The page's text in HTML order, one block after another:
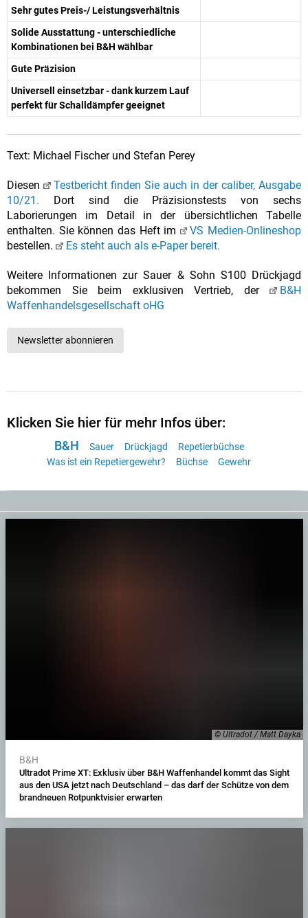
Sehr gutes Preis-/ Leistungsverhältnis
Solide Ausstattung - unterschiedliche
Kombinationen bei B&H wählbar
Gute Präzision
Universell einsetzbar - dank kurzem Lauf
perfekt für Schalldämpfer geeignet
Text: Michael Fischer und Stefan Perey
Diesen
Testbericht finden Sie auch in der caliber, Ausgabe
10/21. Dort sind die Präzisionstests von sechs
Laborierungen im Detail in der übersichtlichen Tabelle
enthalten. Sie können das Heft im
VS Medien-Onlineshop
bestellen.
Es steht auch als e-Paper bereit.
Weitere Informationen zur Sauer & Sohn S100 Drückjagd
bekommen Sie beim exklusiven Vertrieb, der
B&H
Waffenhandelsgesellschaft oHG
Newsletter abonnieren
Klicken Sie hier für mehr Infos über:
B&H Sauer Drückjagd
Repetierbüchse
Was ist ein Repetiergewehr?
Büchse Gewehr
© Ultradot / Matt Dayka
B&H
Ultradot Prime XT: Exklusiv über B&H Waffenhandel kommt das Sight
aus den USA jetzt nach Deutschland – das darf der Schütze von dem
brandneuen Rotpunktvisier erwarten